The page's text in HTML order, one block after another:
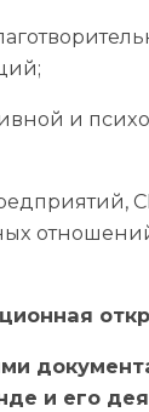
и
его